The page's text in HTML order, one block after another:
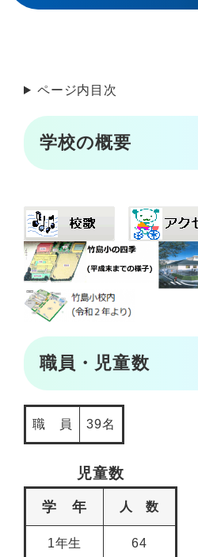
ページ内目次
学校の概要
職員・児童数
職 員 39名
児童数
学 年 人 数
1年生 64